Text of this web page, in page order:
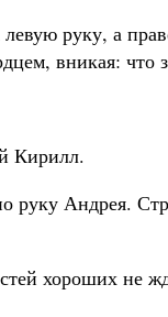
руку, а
вникая: что
Кирилл.
руку Андрея.
хороших не